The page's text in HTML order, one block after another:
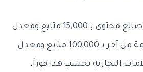
صانع محتوى بـ 15,000 متابع ومعدل
تفاعل 8% أكثر قيمة من آخر بـ 100,000 متابع ومعدل